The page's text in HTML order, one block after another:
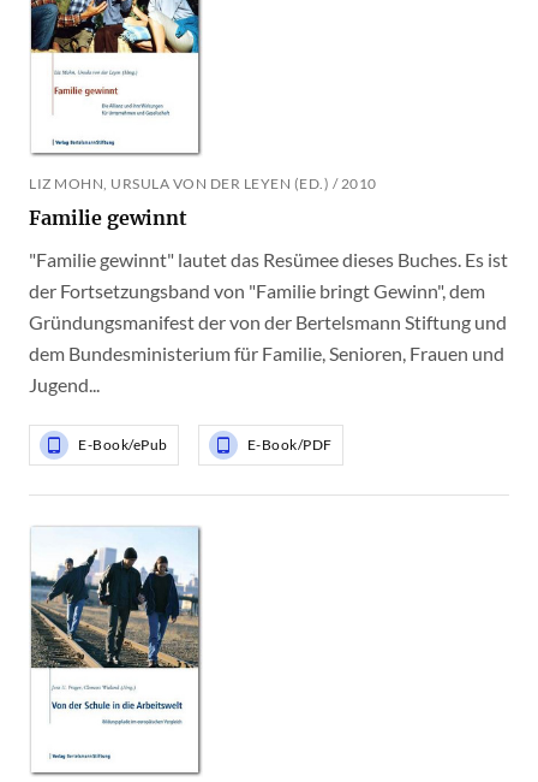
LIZ MOHN, URSULA VON DER LEYEN (ED.) / 2010
Familie gewinnt
"Familie gewinnt" lautet das Resümee dieses Buches. Es ist
der Fortsetzungsband von "Familie bringt Gewinn", dem
Gründungsmanifest der von der Bertelsmann Stiftung und
dem Bundesministerium für Familie, Senioren, Frauen und
Jugend...
E-Book/ePub E-Book/PDF